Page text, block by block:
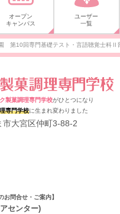
オープン
キャンパス
ユーザー
一覧
第10回専門基礎テスト・言語聴覚士科Ⅱ
製菓調理専門学校がひとつになり
専門学校に生まれ変わりました
大宮区仲町3-88-2
お問合せ・ご案内】
センター)